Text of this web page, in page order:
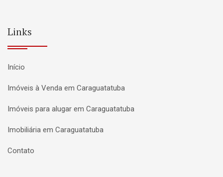
Links
Início
Imóveis à Venda em Caraguatatuba
Imóveis para alugar em Caraguatatuba
Imobiliária em Caraguatatuba
Contato